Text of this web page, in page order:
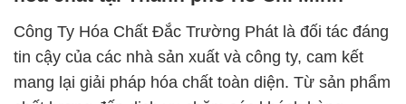
Công Ty Hóa Chất Đắc Trường Phát là đối tác đáng
tin cậy của các nhà sản xuất và công ty, cam kết
mang lại giải pháp hóa chất toàn diện. Từ sản phẩm